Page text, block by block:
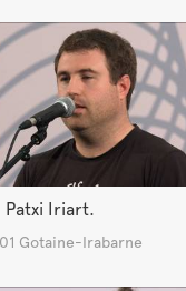
Patxi Iriart.
Gotaine-Irabarne